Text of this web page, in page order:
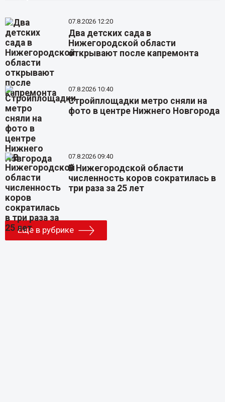
07.8.2026 12:20
Два детских сада в
Нижегородской области
открывают после капремонта
07.8.2026 10:40
Стройплощадки метро сняли на
фото в центре Нижнего Новгорода
07.8.2026 09:40
В Нижегородской области
численность коров сократилась в
три раза за 25 лет
Еще в рубрике